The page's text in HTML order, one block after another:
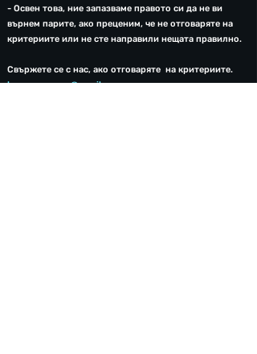
- Освен това, ние запазваме правото си да не ви
върнем парите, ако преценим, че не отговаряте на
критериите или не сте направили нещата правилно.​​
Свържете се с нас, ако отговаряте на критериите.
bgcampuscom@gmail.com